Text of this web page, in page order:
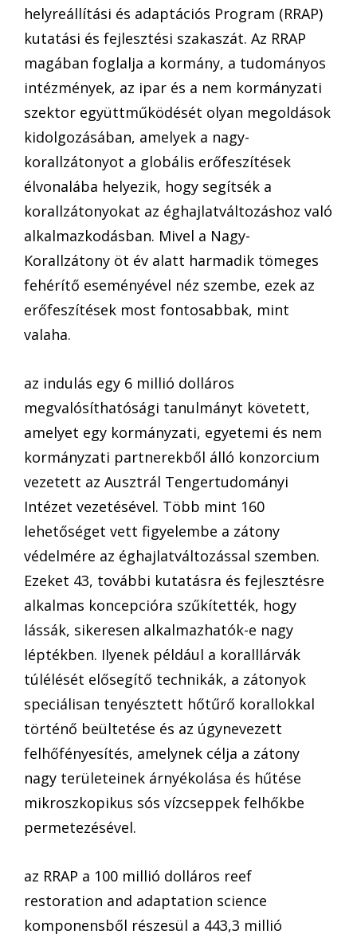
helyreállítási és adaptációs Program (RRAP)
kutatási és fejlesztési szakaszát. Az RRAP
magában foglalja a kormány, a tudományos
intézmények, az ipar és a nem kormányzati
szektor együttműködését olyan megoldások
kidolgozásában, amelyek a nagy-
korallzátonyot a globális erőfeszítések
élvonalába helyezik, hogy segítsék a
korallzátonyokat az éghajlatváltozáshoz való
alkalmazkodásban. Mivel a Nagy-
Korallzátony öt év alatt harmadik tömeges
fehérítő eseményével néz szembe, ezek az
erőfeszítések most fontosabbak, mint
valaha.
az indulás egy 6 millió dolláros
megvalósíthatósági tanulmányt követett,
amelyet egy kormányzati, egyetemi és nem
kormányzati partnerekből álló konzorcium
vezetett az Ausztrál Tengertudományi
Intézet vezetésével. Több mint 160
lehetőséget vett figyelembe a zátony
védelmére az éghajlatváltozással szemben.
Ezeket 43, további kutatásra és fejlesztésre
alkalmas koncepcióra szűkítették, hogy
lássák, sikeresen alkalmazhatók-e nagy
léptékben. Ilyenek például a koralllárvák
túlélését elősegítő technikák, a zátonyok
speciálisan tenyésztett hőtűrő korallokkal
történő beültetése és az úgynevezett
felhőfényesítés, amelynek célja a zátony
nagy területeinek árnyékolása és hűtése
mikroszkopikus sós vízcseppek felhőkbe
permetezésével.
az RRAP a 100 millió dolláros reef
restoration and adaptation science
komponensből részesül a 443,3 millió